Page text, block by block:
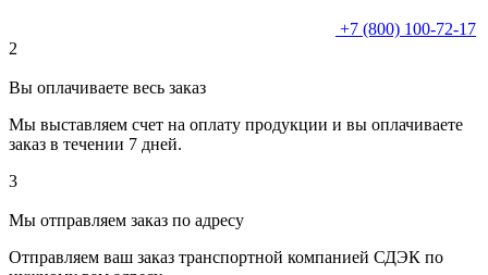
+7 (800) 100-72-17
2
Вы оплачиваете весь заказ
Мы выставляем счет на оплату продукции и вы оплачиваете
заказ в течении 7 дней.
3
Мы отправляем заказ по адресу
Отправляем ваш заказ транспортной компанией СДЭК по